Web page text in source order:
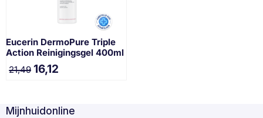
Eucerin DermoPure Triple
Action Reinigingsgel 400ml
21,49 16,12
Mijnhuidonline